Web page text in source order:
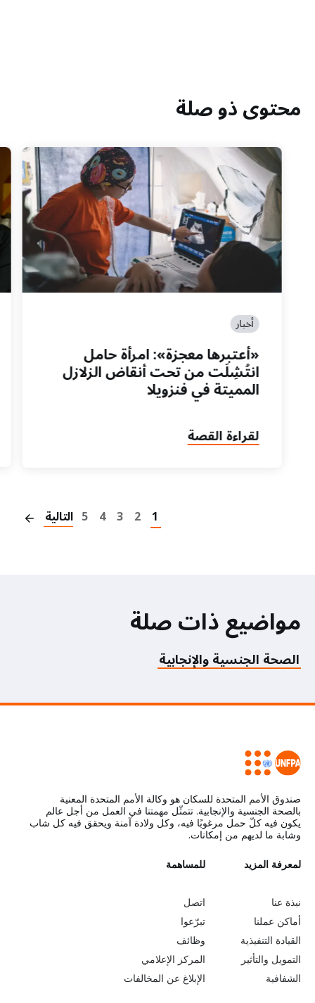
محتوى ذو صلة
أخبار
«أعتبرها معجزة»: امرأة حامل
انتُشِلَت من تحت أنقاض الزلازل
المميتة في فنزويلا
لقراءة القصة
1
2
3
4
5 التالية
مواضيع ذات صلة
الصحة الجنسية والإنجابية
صندوق الأمم المتحدة للسكان هو وكالة الأمم المتحدة المعنية
بالصحة الجنسية والإنجابية. تتمثّل مهمتنا في العمل من أجل عالم
يكون فيه كلّ حمل مرغوبًا فيه، وكل ولادة آمنة ويحقق فيه كل شاب
وشابة ما لديهم من إمكانات.
L
e
a
r
n
لمعرفة المزيد
نبذة عنا
أماكن عملنا
القيادة التنفيذية
التمويل والتأثير
الشفافية
G
o
b
e
y
للمساهمة
اتصل
تبرّعوا
وظائف
المركز الإعلامي
الإبلاغ عن المخالفات